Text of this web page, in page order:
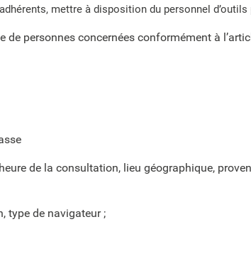
mettre à disposition du personnel
personnes concernées conformément à
de la consultation, lieu géographique,
type de navigateur ;